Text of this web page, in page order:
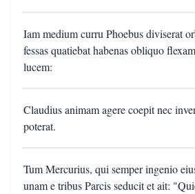
Iam medium curru Phoebus diviserat
fessas quatiebat habenas obliquo
lucem:
Claudius animam agere coepit nec
poterat.
Tum Mercurius, qui semper ingenio
unam e tribus Parcis seducit et ait: